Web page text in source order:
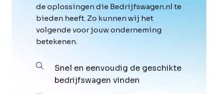
de oplossingen die Bedrijfswagen.nl te
bieden heeft. Zo kunnen wij het
volgende voor jouw onderneming
betekenen.
Snel en eenvoudig de geschikte
bedrijfswagen vinden